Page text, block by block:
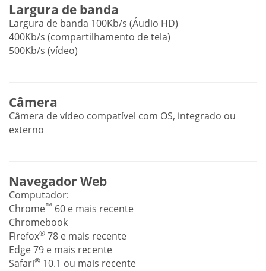
Largura de banda
Largura de banda 100Kb/s (Áudio HD)
400Kb/s (compartilhamento de tela)
500Kb/s (vídeo)
Câmera
Câmera de vídeo compatível com OS, integrado ou
externo
Navegador Web
Computador:
Chrome™ 60 e mais recente
Chromebook
Firefox® 78 e mais recente
Edge 79 e mais recente
Safari® 10.1 ou mais recente